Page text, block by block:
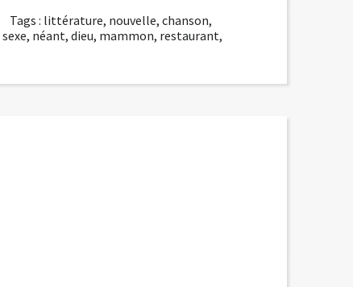
Tags : littérature, nouvelle,chanson,
sexe, néant, dieu, mammon, restaurant,